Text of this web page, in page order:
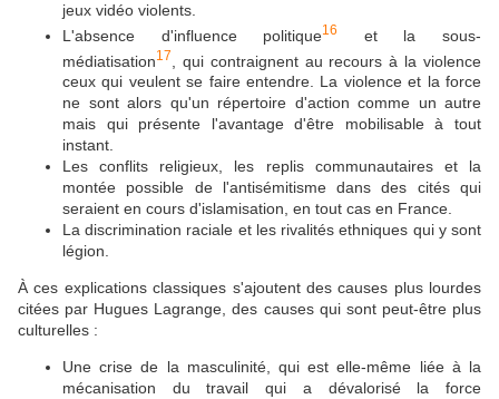
jeux vidéo violents.
L'absence d'influence politique16
et la sous-
médiatisation17
, qui contraignent au recours à la violence
ceux qui veulent se faire entendre. La violence et la force
ne sont alors qu'un répertoire d'action comme un autre
mais qui présente l'avantage d'être mobilisable à tout
instant.
Les conflits religieux, les replis communautaires et la
montée possible de l'antisémitisme dans des cités qui
seraient en cours d'islamisation, en tout cas en France.
La discrimination raciale et les rivalités ethniques qui y sont
légion.
À ces explications classiques s'ajoutent des causes plus lourdes
citées par Hugues Lagrange, des causes qui sont peut-être plus
culturelles :
Une crise de la masculinité, qui est elle-même liée à la
mécanisation du travail qui a dévalorisé la force